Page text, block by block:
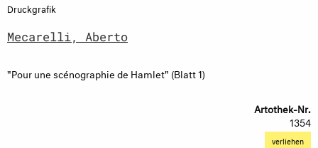
Druckgrafik
Mecarelli, Aberto
"Pour une scénographie de Hamlet" (Blatt 1)
Artothek-Nr.
1354
verliehen